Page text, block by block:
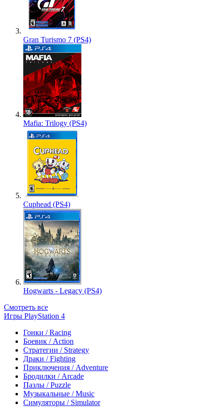
Gran Turismo 7 (PS4)
Mafia: Trilogy (PS4)
Cuphead (PS4)
Hogwarts - Legacy (PS4)
Смотреть все
Игры PlayStation 4
Гонки / Racing
Боевик / Action
Стратегии / Strategy
Драки / Fighting
Приключения / Adventure
Бродилки / Arcade
Пазлы / Puzzle
Музыкальные / Music
Симуляторы / Simulator